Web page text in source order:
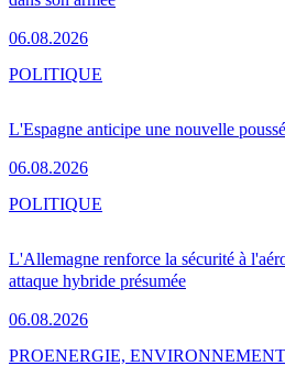
06.08.2026
L'Espagne anticipe une nouvelle
06.08.2026
POLITIQUE
L'Allemagne renforce la sécurité à
attaque hybride présumée
06.08.2026
POLITIQUE
PROENERGIE,